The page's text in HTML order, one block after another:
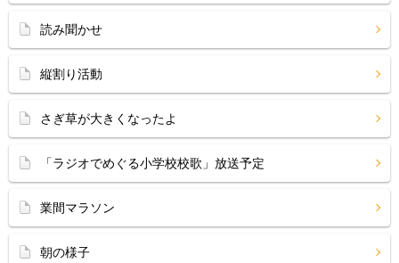
読み聞かせ
縦割り活動
さぎ草が大きくなったよ
「ラジオでめぐる小学校校歌」放送予定
業間マラソン
朝の様子